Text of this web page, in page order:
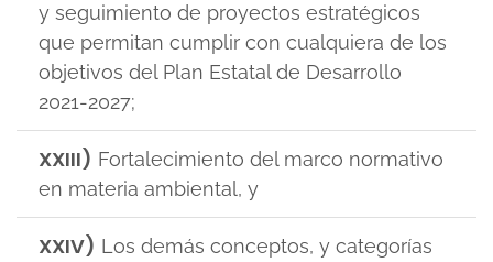
y seguimiento de proyectos estratégicos
que permitan cumplir con cualquiera de los
objetivos del Plan Estatal de Desarrollo
2021-2027;
XXIII) Fortalecimiento del marco normativo
en materia ambiental, y
XXIV) Los demás conceptos, y categorías